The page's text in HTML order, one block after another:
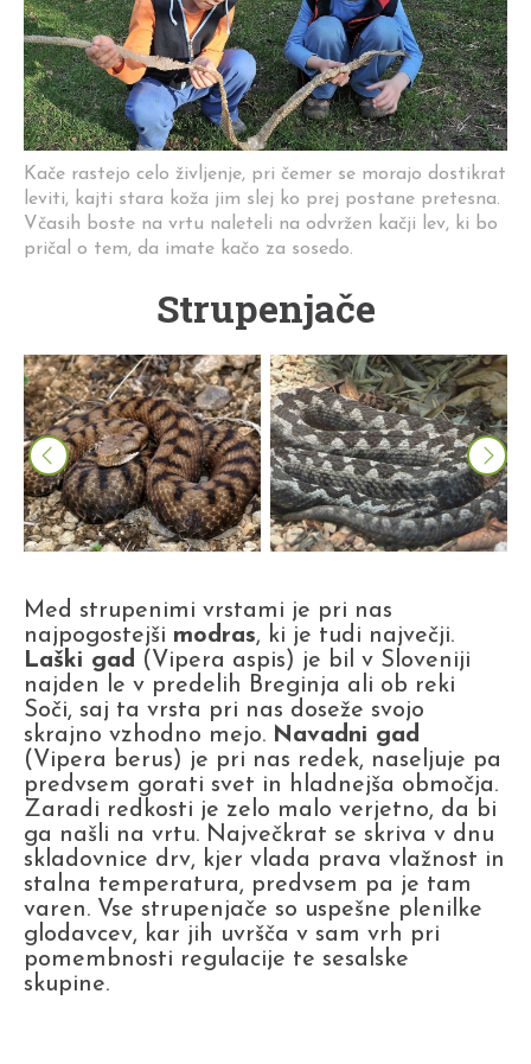
Kače rastejo celo življenje, pri čemer se morajo dostikrat
leviti, kajti stara koža jim slej ko prej postane pretesna.
Včasih boste na vrtu naleteli na odvržen kačji lev, ki bo
pričal o tem, da imate kačo za sosedo.
Strupenjače
Med strupenimi vrstami je pri nas
najpogostejši modras, ki je tudi največji.
Laški gad (Vipera aspis) je bil v Sloveniji
najden le v predelih Breginja ali ob reki
Soči, saj ta vrsta pri nas doseže svojo
skrajno vzhodno mejo. Navadni gad
(Vipera berus) je pri nas redek, naseljuje pa
predvsem gorati svet in hladnejša območja.
Zaradi redkosti je zelo malo verjetno, da bi
ga našli na vrtu. Največkrat se skriva v dnu
skladovnice drv, kjer vlada prava vlažnost in
stalna temperatura, predvsem pa je tam
varen. Vse strupenjače so uspešne plenilke
glodavcev, kar jih uvršča v sam vrh pri
pomembnosti regulacije te sesalske
skupine.